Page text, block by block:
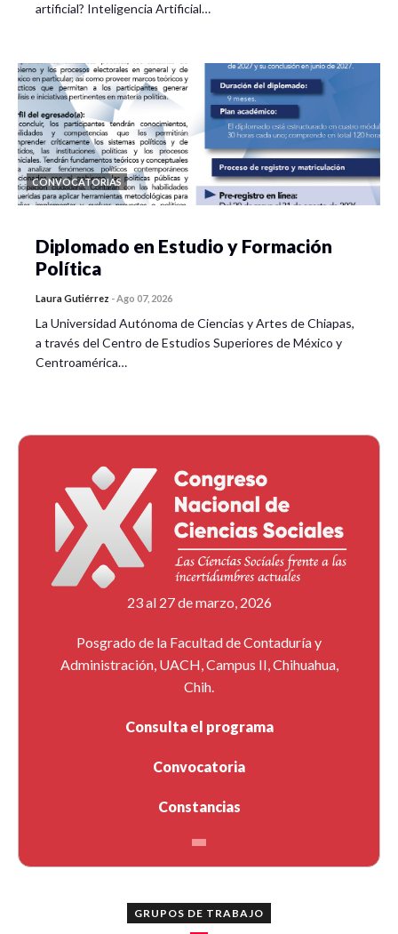
artificial? Inteligencia Artificial…
CONVOCATORIAS
Diplomado en Estudio y Formación
Política
Laura Gutiérrez -Ago 07, 2026
La Universidad Autónoma de Ciencias y Artes de Chiapas,
a través del Centro de Estudios Superiores de México y
Centroamérica…
23 al 27 de marzo, 2026
Posgrado de la Facultad de Contaduría y
Administración, UACH, Campus II, Chihuahua,
Chih.
Consulta el programa
Convocatoria
Constancias
GRUPOS DE TRABAJO